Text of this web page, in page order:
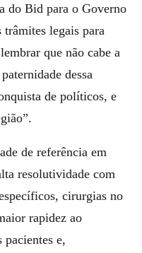
do Bid para o Governo
trâmites legais para
que não cabe a
dessa
de políticos, e
de referência em
resolutividade com
cirurgias no
rapidez ao
pacientes e,